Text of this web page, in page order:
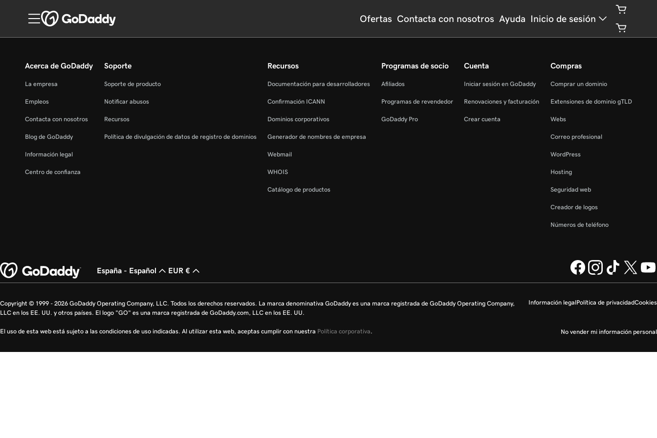
Ofertas Contacta con nosotros Ayuda Inicio de sesión
Acerca de GoDaddy
La empresa
Empleos
Contacta con nosotros
Blog de GoDaddy
Información legal
Centro de confianza
Soporte
Soporte de producto
Notificar abusos
Recursos
Política de divulgación de datos de registro de dominios
Recursos
Documentación para desarrolladores
Confirmación ICANN
Dominios corporativos
Generador de nombres de empresa
Webmail
WHOIS
Catálogo de productos
Programas de socio
Afiliados
Programas de revendedor
GoDaddy Pro
Cuenta
Iniciar sesión en GoDaddy
Renovaciones y facturación
Crear cuenta
Compras
Comprar un dominio
Extensiones de dominio gTLD
Webs
Correo profesional
WordPress
Hosting
Seguridad web
Creador de logos
Números de teléfono
España - Español EUR €
Información legalPolítica de privacidadCookies
No vender mi información personal
Copyright © 1999 - 2026 GoDaddy Operating Company, LLC. Todos los derechos reservados. La marca denominativa GoDaddy es una marca registrada de GoDaddy Operating Company,
LLC en los EE. UU. y otros países. El logo "GO" es una marca registrada de GoDaddy.com, LLC en los EE. UU.
El uso de esta web está sujeto a las condiciones de uso indicadas. Al utilizar esta web, aceptas cumplir con nuestra Política corporativa.